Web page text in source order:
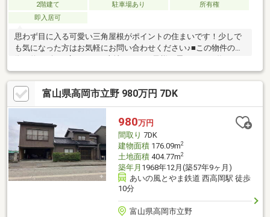
2階建て 駐車場あり
所有権
即入居可
思わず目に入る可愛い三角屋根がポイントの住まいです！少しで
も気になった方はお気軽にお問い合わせください♪■この物件の特
す・駐車場も２台以上確保。ゆったり駐車ＯＫ！・約10帖のリビ
ングは和室と繋げてオープンな空間に♪・水回りが集約された便利
な間取りも嬉しい■便利な立地・寺家小学校まで徒歩４分（３１
４ｍ） └通学も安心な子育てしやすいエリア・滑川ショッピン
グセンターエールまで車で２分（４１３ｍ） └商業施設が充実
した暮らしやすい生活環境・滑川市役所まで車で２分（４００
ｍ） └市役所も図書館も近くて何かと便利
富山県高岡市立野 980万円 7DK
980万円
間取り 7DK
建物面積176.09m2
土地面積404.77m2
築年月 1968年12月(築57年9ヶ月)
あいの風とやま鉄道 西高岡駅 徒歩
10分
富山県高岡市立野